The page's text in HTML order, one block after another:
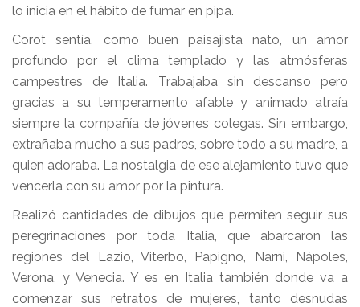
lo inicia en el hábito de fumar en pipa.
Corot sentía, como buen paisajista nato, un amor
profundo por el clima templado y las atmósferas
campestres de Italia. Trabajaba sin descanso pero
gracias a su temperamento afable y animado atraía
siempre la compañía de jóvenes colegas. Sin embargo,
extrañaba mucho a sus padres, sobre todo a su madre, a
quien adoraba. La nostalgia de ese alejamiento tuvo que
vencerla con su amor por la pintura.
Realizó cantidades de dibujos que permiten seguir sus
peregrinaciones por toda Italia, que abarcaron las
regiones del Lazio, Viterbo, Papigno, Narni, Nápoles,
Verona, y Venecia. Y es en Italia también donde va a
comenzar sus retratos de mujeres, tanto desnudas